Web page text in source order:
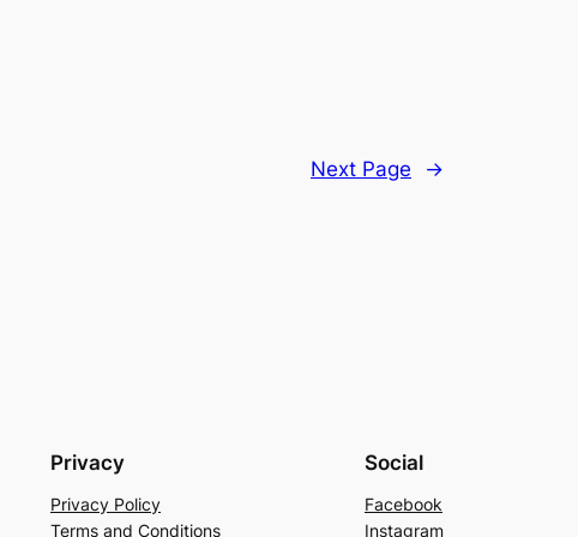
Next Page →
Privacy
Privacy Policy
Terms and Conditions
Social
Facebook
Instagram